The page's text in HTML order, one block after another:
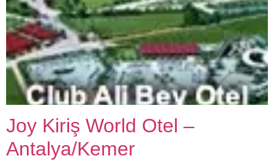
Joy Kiriş World Otel –
Antalya/Kemer